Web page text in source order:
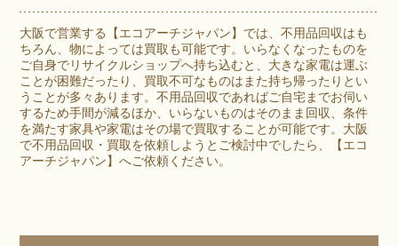
大阪で営業する【エコアーチジャパン】では、不用品回収はも
ちろん、物によっては買取も可能です。いらなくなったものを
ご自身でリサイクルショップへ持ち込むと、大きな家電は運ぶ
ことが困難だったり、買取不可なものはまた持ち帰ったりとい
うことが多々あります。不用品回収であればご自宅までお伺い
するため手間が減るほか、いらないものはそのまま回収、条件
を満たす家具や家電はその場で買取することが可能です。大阪
で不用品回収・買取を依頼しようとご検討中でしたら、【エコ
アーチジャパン】へご依頼ください。